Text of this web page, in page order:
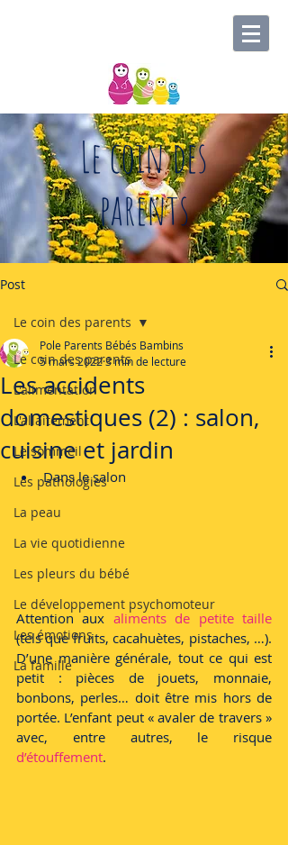
Post
Le coin des parents
L'alimentation
L'allaitement
Le sommeil
Les pathologies
La peau
La vie quotidienne
Les pleurs du bébé
Le développement psychomoteur
Les émotions
La famille
Le coin des parents
Les accidents
domestiques (2) : salon,
cuisine et jardin
Pole Parents Bébés Bambins
5 mars 20223 min de lecture
Dans le salon
Attention aux aliments de petite taille
(tels que fruits, cacahuètes, pistaches, …).
D’une manière générale, tout ce qui est
petit : pièces de jouets, monnaie,
bonbons, perles… doit être mis hors de
portée. L’enfant peut « avaler de travers »
d’étouffement.
Le coin des
parents